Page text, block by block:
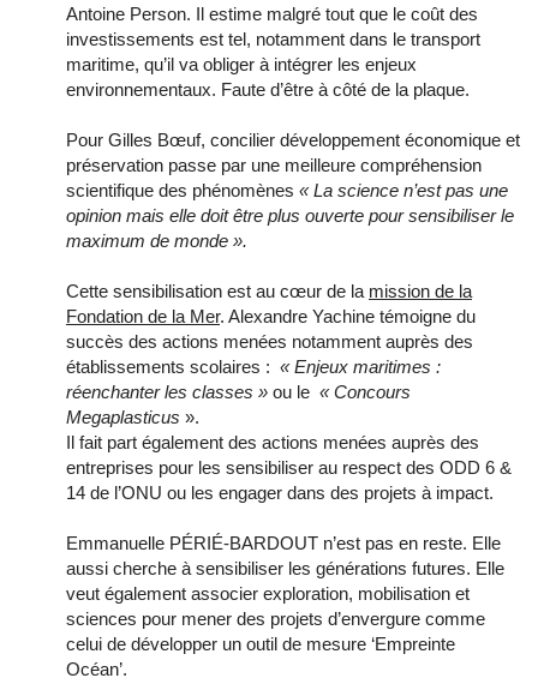
Antoine Person. Il estime malgré tout que le coût des
investissements est tel, notamment dans le transport
maritime, qu’il va obliger à intégrer les enjeux
environnementaux. Faute d’être à côté de la plaque.
Pour Gilles Bœuf, concilier développement économique et
préservation passe par une meilleure compréhension
scientifique des phénomènes « La science n’est pas une
opinion mais elle doit être plus ouverte pour sensibiliser le
maximum de monde ».
Cette sensibilisation est au cœur de la mission de la
Fondation de la Mer. Alexandre Yachine témoigne du
succès des actions menées notamment auprès des
établissements scolaires : « Enjeux maritimes :
réenchanter les classes » ou le « Concours
Megaplasticus ».
Il fait part également des actions menées auprès des
entreprises pour les sensibiliser au respect des ODD 6 &
14 de l’ONU ou les engager dans des projets à impact.
Emmanuelle PÉRIÉ-BARDOUT n’est pas en reste. Elle
aussi cherche à sensibiliser les générations futures. Elle
veut également associer exploration, mobilisation et
sciences pour mener des projets d’envergure comme
celui de développer un outil de mesure ‘Empreinte
Océan’.